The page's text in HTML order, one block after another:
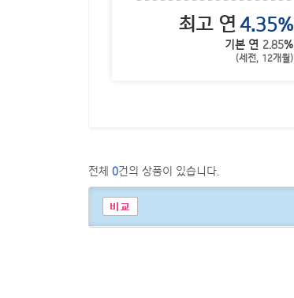
최고 연4.35%
기본 연 2.85%
(세전, 12개월)
전체 0건의 상품이 있습니다.